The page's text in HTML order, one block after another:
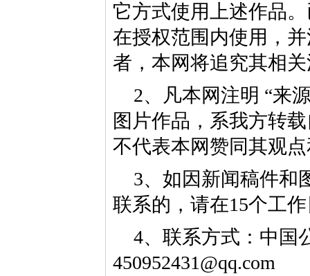
它方式使用上述作品
在授权范围内使用，
者，本网将追究其相
2、凡本网注明 “来
图片作品，系我方转
不代表本网赞同其观
3、如因新闻稿件和
联系的，请在15个工
4、联系方式：中国
450952431@qq.com